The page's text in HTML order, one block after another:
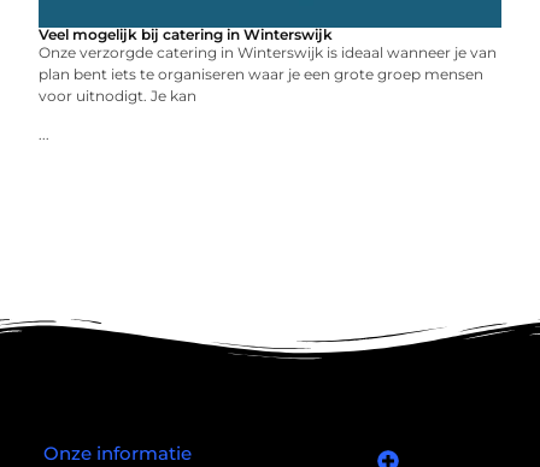
Veel mogelijk bij catering in Winterswijk
Onze verzorgde catering in Winterswijk is ideaal wanneer je van
plan bent iets te organiseren waar je een grote groep mensen
voor uitnodigt. Je kan
...
Onze informatie